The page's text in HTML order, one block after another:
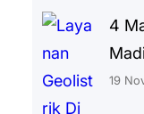
4
19